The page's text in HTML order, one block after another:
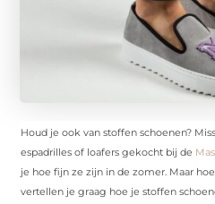
Houd je ook van stoffen schoenen?
espadrilles of loafers gekocht bij de
je hoe fijn ze zijn in de zomer. Maar
vertellen je graag hoe je stoffen